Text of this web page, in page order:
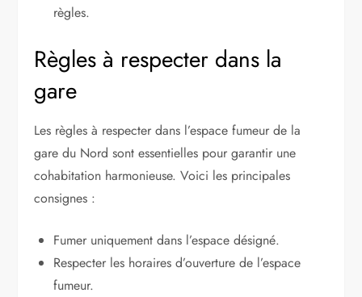
règles.
Règles à respecter dans la
gare
Les règles à respecter dans l’espace fumeur de la
gare du Nord sont essentielles pour garantir une
cohabitation harmonieuse. Voici les principales
consignes :
Fumer uniquement dans l’espace désigné.
Respecter les horaires d’ouverture de l’espace
fumeur.